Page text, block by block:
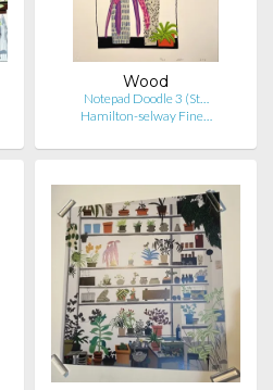
Wood
Notepad Doodle 3 (St…
Hamilton-selway Fine…